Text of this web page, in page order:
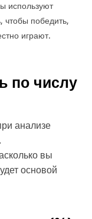
используют
чтобы победить,
играют.
по числу
анализе
вы
основой